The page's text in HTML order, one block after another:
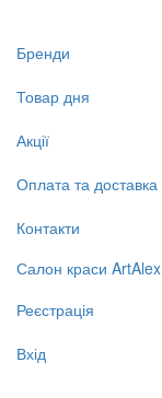
Бренди
Товар дня
Акції
Оплата та доставка
Контакти
Салон краси ArtAlex
Реєстрація
Вхід